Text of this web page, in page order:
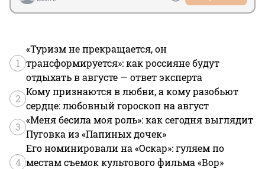
1
«Туризм не прекращается, он
трансформируется»: как россияне будут
отдыхать в августе — ответ эксперта
2
Кому признаются в любви, а кому разобьют
сердце: любовный гороскоп на август
3
«Меня бесила моя роль»: как сегодня выглядит
Пуговка из «Папиных дочек»
4
Его номинировали на «Оскар»: гуляем по
местам съемок культового фильма «Вор»